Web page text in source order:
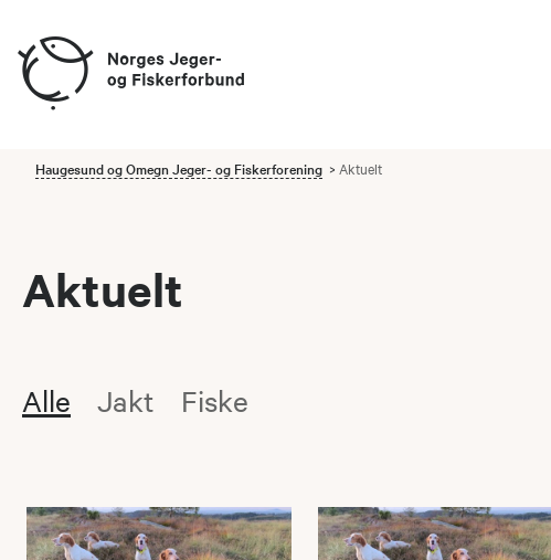
Haugesund og Omegn Jeger- og Fiskerforening Aktuelt
Aktuelt
Alle Jakt Fiske